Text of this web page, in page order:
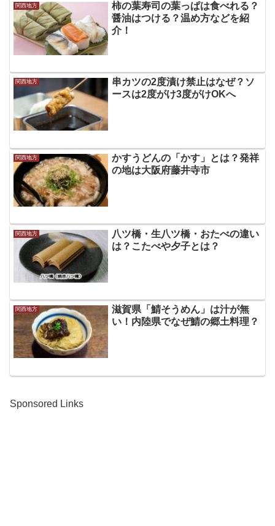
関西地方
柿の葉寿司の葉っぱは食べれる？
醤油はつける？温め方などを紹
介！
関西地方
串カツの2度漬け禁止はなぜ？ソ
ースは2度がけ3度がけOKへ
関西地方
かすうどんの「かす」とは？発祥
の地は大阪府藤井寺市
関西地方
八ツ橋・生八ツ橋・おたべの違い
は？こたべや夕子とは？
関西地方
滋賀県「鯖そうめん」は汁が無
い！内陸県でなぜ鯖の郷土料理？
Sponsored Links